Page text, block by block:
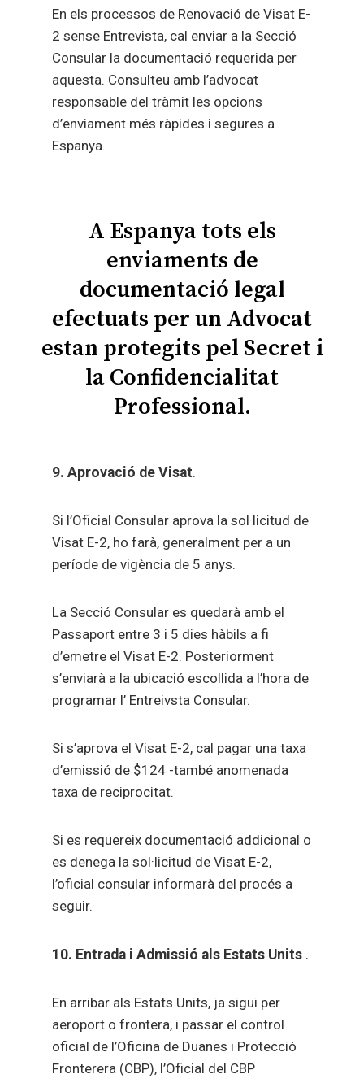
En els processos de Renovació de Visat E-
2 sense Entrevista, cal enviar a la Secció
Consular la documentació requerida per
aquesta. Consulteu amb l’advocat
responsable del tràmit les opcions
d’enviament més ràpides i segures a
Espanya.
A Espanya tots els
enviaments de
documentació legal
efectuats per un Advocat
estan protegits pel Secret i
la Confidencialitat
Professional.
9. Aprovació de Visat.
Si l’Oficial Consular aprova la sol·licitud de
Visat E-2, ho farà, generalment per a un
període de vigència de 5 anys.
La Secció Consular es quedarà amb el
Passaport entre 3 i 5 dies hàbils a fi
d’emetre el Visat E-2. Posteriorment
s’enviarà a la ubicació escollida a l’hora de
programar l’ Entreivsta Consular.
Si s’aprova el Visat E-2, cal pagar una taxa
d’emissió de $124 -també anomenada
taxa de reciprocitat.
Si es requereix documentació addicional o
es denega la sol·licitud de Visat E-2,
l’oficial consular informarà del procés a
seguir.
10. Entrada i Admissió als Estats Units .
En arribar als Estats Units, ja sigui per
aeroport o frontera, i passar el control
oficial de l’Oficina de Duanes i Protecció
Fronterera (CBP), l’Oficial del CBP